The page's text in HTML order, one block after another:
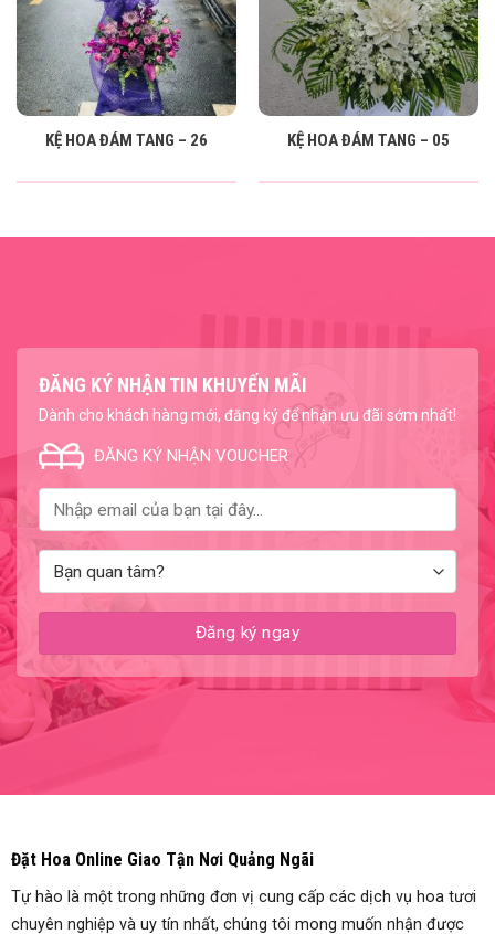
KỆ HOA ĐÁM TANG – 26 KỆ HOA ĐÁM TANG – 05
ĐĂNG KÝ NHẬN TIN KHUYẾN MÃI
Dành cho khách hàng mới, đăng ký để nhận ưu đãi sớm nhất!
ĐĂNG KÝ NHẬN VOUCHER
Đặt Hoa Online Giao Tận Nơi Quảng Ngãi
Tự hào là một trong những đơn vị cung cấp các dịch vụ hoa tươi
chuyên nghiệp và uy tín nhất, chúng tôi mong muốn nhận được